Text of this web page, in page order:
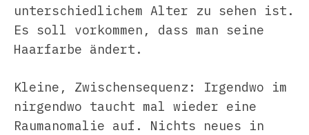
unterschiedlichem Alter zu sehen ist.
Es soll vorkommen, dass man seine
Haarfarbe ändert.
Kleine, Zwischensequenz: Irgendwo im
nirgendwo taucht mal wieder eine
Raumanomalie auf. Nichts neues in